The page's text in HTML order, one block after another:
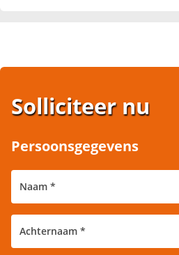
Solliciteer nu
Persoonsgegevens